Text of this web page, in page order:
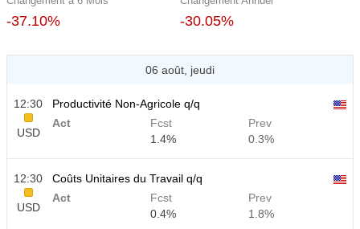
-37.10% -30.05%
06 août, jeudi
12:30
USD
Productivité Non-Agricole q/q
Act
Fcst
1.4%
Prev
0.3%
12:30
USD
Coûts Unitaires du Travail q/q
Act
Fcst
0.4%
Prev
1.8%